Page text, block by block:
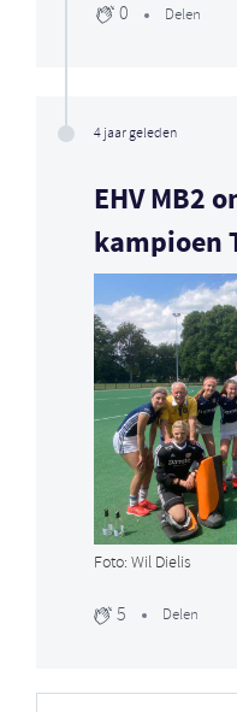
0 Delen
4 jaar geleden
EHV MB2
kampioen
Foto: Wil Dielis
5 Delen